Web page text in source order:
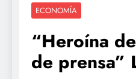
ECONOMÍA
“Heroína
de prensa”